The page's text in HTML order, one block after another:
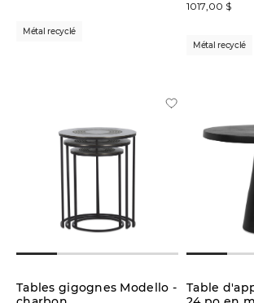
Métal recyclé
1017,00 $
Métal recyclé
Tables gigognes Modello -
Table